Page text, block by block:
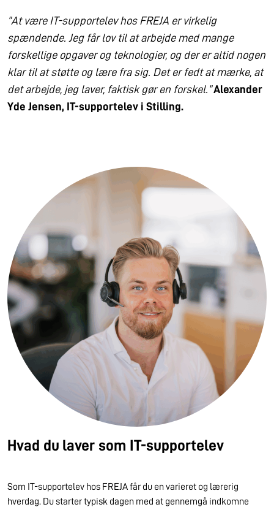
”At være IT-supportelev hos FREJA er virkelig
spændende. Jeg får lov til at arbejde med mange
forskellige opgaver og teknologier, og der er altid nogen
klar til at støtte og lære fra sig. Det er fedt at mærke, at
det arbejde, jeg laver, faktisk gør en forskel.”Alexander
Yde Jensen, IT-supportelev i Stilling.
Hvad du laver som IT-supportelev
Som IT-supportelev hos FREJA får du en varieret og lærerig
hverdag. Du starter typisk dagen med at gennemgå indkomne